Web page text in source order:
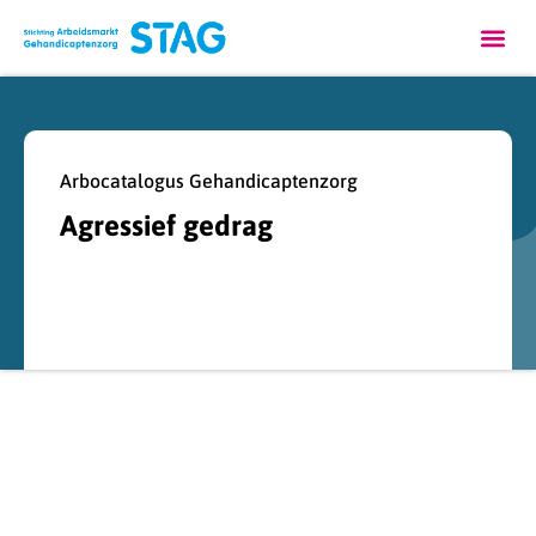
Arbocatalogus Gehandicaptenzorg
Agressief gedrag